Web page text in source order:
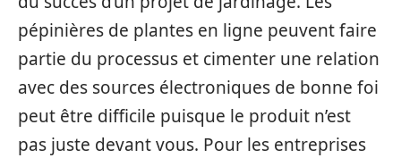
pépinières de plantes en ligne peuvent faire
partie du processus et cimenter une relation
avec des sources électroniques de bonne foi
peut être difficile puisque le produit n’est
pas juste devant vous. Pour les entreprises